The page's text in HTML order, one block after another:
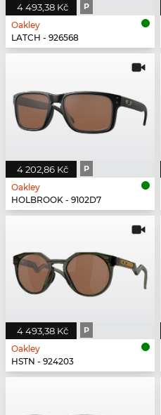
4 493,38 Kč P
Oakley
LATCH - 926568
4 202,86 Kč P
Oakley
HOLBROOK - 9102D7
4 493,38 Kč P
Oakley
HSTN - 924203